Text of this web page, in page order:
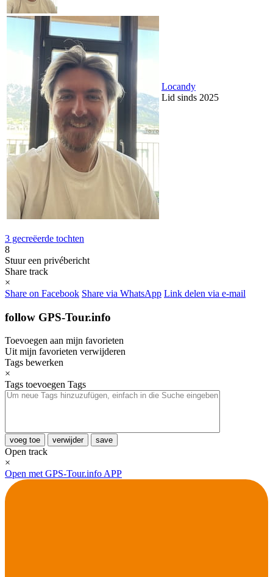
Locandy
Lid sinds 2025
3 gecreëerde tochten
8
Stuur een privébericht
Share track
×
Share on Facebook Share via WhatsApp Link delen via e-mail
follow GPS-Tour.info
Toevoegen aan mijn favorieten
Uit mijn favorieten verwijderen
Tags bewerken
×
Tags toevoegen Tags
voeg toe verwijder save
Open track
×
Open met GPS-Tour.info APP